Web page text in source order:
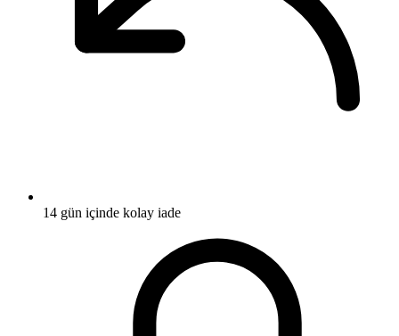
14 gün içinde kolay iade